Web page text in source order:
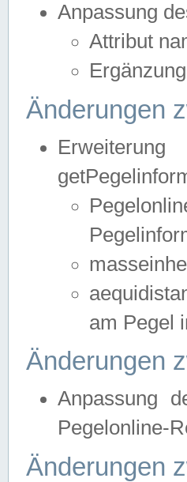
Anpassung
Attribut
Änderungen
am Pegel
Änderungen
Anpassung
Pegelonline-
Änderungen